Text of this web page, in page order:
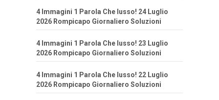
4 Immagini 1 Parola Che lusso! 24 Luglio
2026 Rompicapo Giornaliero Soluzioni
4 Immagini 1 Parola Che lusso! 23 Luglio
2026 Rompicapo Giornaliero Soluzioni
4 Immagini 1 Parola Che lusso! 22 Luglio
2026 Rompicapo Giornaliero Soluzioni